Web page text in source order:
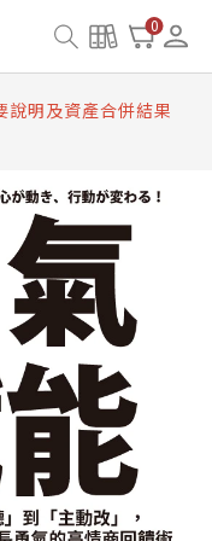
0
題
開通與資產合併申
說明及資產合併結果